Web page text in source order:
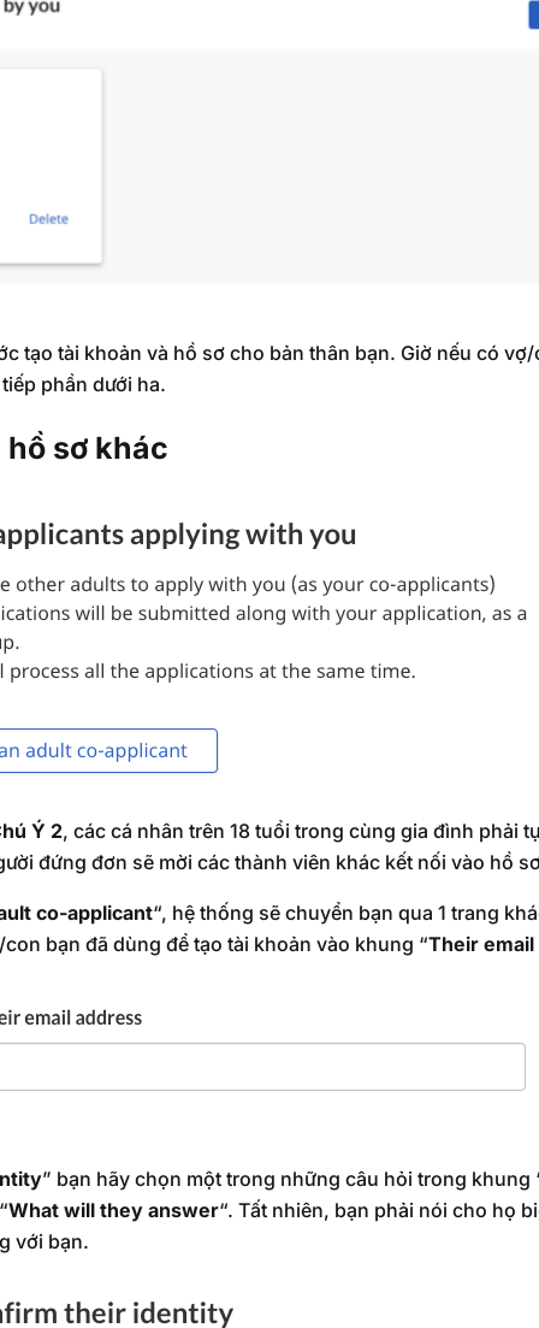
tạo tài khoản và hồ sơ cho bản thân bạn. Giờ nếu có
phần dưới ha.
sơ khác
Ý 2, các cá nhân trên 18 tuổi trong cùng gia đình phải
đứng đơn sẽ mời các thành viên khác kết nối vào hồ
co-applicant“, hệ thống sẽ chuyển bạn qua 1 trang
bạn đã dùng để tạo tài khoản vào khung “Their
” bạn hãy chọn một trong những câu hỏi trong khung
What will they answer“. Tất nhiên, bạn phải nói cho họ
với bạn.